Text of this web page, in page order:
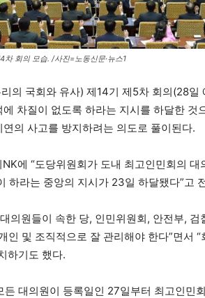
차 회의 모습. /사진=노동신문·뉴스1
의 국회와 유사) 제14기 제5차 회의(28일
차질이 없도록 하라는 지시를 하달한 것
의 사고를 방지하려는 의도로 풀이된다.
에 “도당위원회가 도내 최고인민회의
하라는 중앙의 지시가 23일 하달됐다”고
의원들이 속한 당, 인민위원회, 안전부,
인 및 조직적으로 잘 관리해야 한다”면서
하기도 했다.
든 대의원이 등록일인 27일부터 최고인민